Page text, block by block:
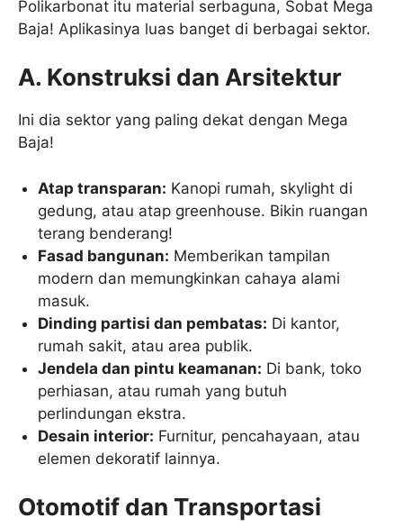
Polikarbonat itu material serbaguna, Sobat Mega
Baja! Aplikasinya luas banget di berbagai sektor.
A. Konstruksi dan Arsitektur
Ini dia sektor yang paling dekat dengan Mega
Baja!
Atap transparan: Kanopi rumah, skylight di
gedung, atau atap greenhouse. Bikin ruangan
terang benderang!
Fasad bangunan: Memberikan tampilan
modern dan memungkinkan cahaya alami
masuk.
Dinding partisi dan pembatas: Di kantor,
rumah sakit, atau area publik.
Jendela dan pintu keamanan: Di bank, toko
perhiasan, atau rumah yang butuh
perlindungan ekstra.
Desain interior: Furnitur, pencahayaan, atau
elemen dekoratif lainnya.
Otomotif dan Transportasi